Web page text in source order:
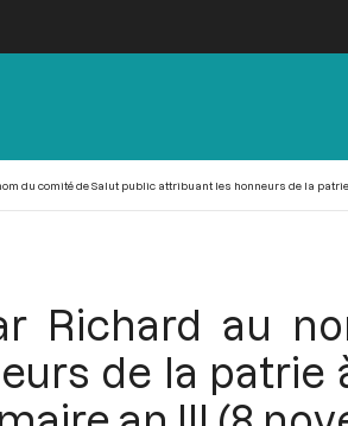
du comité de Salut public attribuant les honneurs de la
Richard au
de la patrie